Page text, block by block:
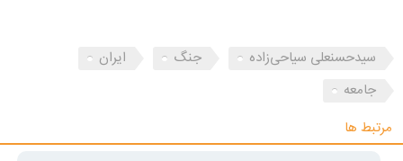
سیدحسنعلی سیاحی‌زاده جنگ
ایران
جامعه
مرتبط ها